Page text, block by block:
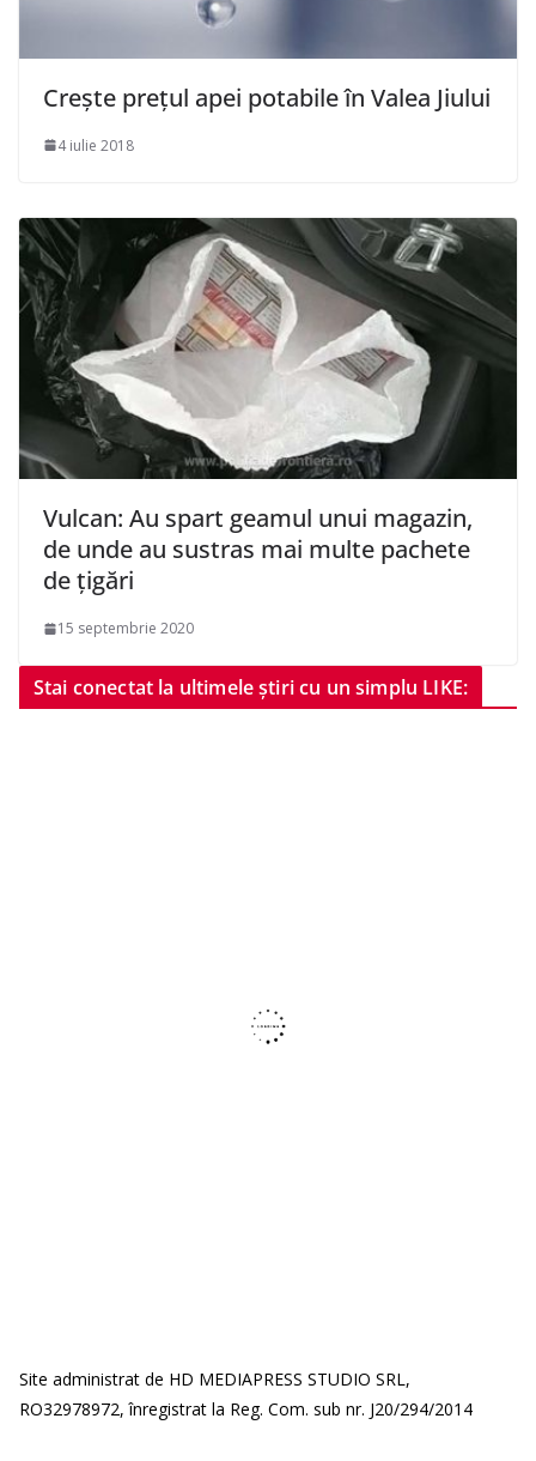
Crește prețul apei potabile în Valea Jiului
4 iulie 2018
Vulcan: Au spart geamul unui magazin,
de unde au sustras mai multe pachete
de țigări
15 septembrie 2020
Stai conectat la ultimele știri cu un simplu LIKE:
Site administrat de HD MEDIAPRESS STUDIO SRL,
RO32978972, înregistrat la Reg. Com. sub nr. J20/294/2014